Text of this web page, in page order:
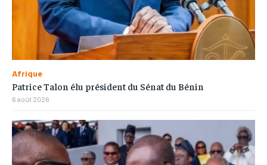
Afrique
Patrice Talon élu président du Sénat du Bénin
6 août 2026